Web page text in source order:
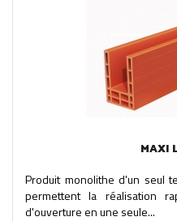
MAXI
Produit monolithe d'un seul
permettent la réalisation
d'ouverture en une seule...